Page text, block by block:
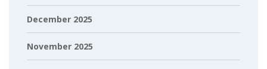
December 2025
November 2025